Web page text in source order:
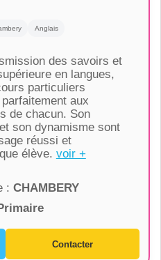
Anglais
des savoirs et
en langues,
particuliers
aux
de chacun. Son
son dynamisme sont
réussi et
élève. voir +
: CHAMBERY
Contacter